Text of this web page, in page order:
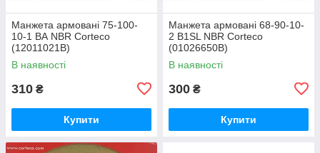
Манжета армовані 75-100-
10-1 BА NBR Corteco
(12011021В)
В наявності
310 ₴
Купити
Манжета армовані 68-90-10-
2 B1SL NBR Corteco
(01026650В)
В наявності
300 ₴
Купити